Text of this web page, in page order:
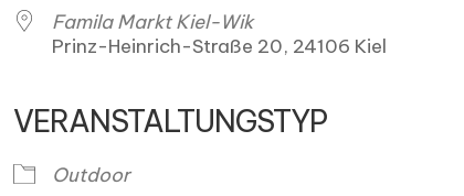
Famila Markt Kiel-Wik
Prinz-Heinrich-Straße 20, 24106 Kiel
VERANSTALTUNGSTYP
Outdoor